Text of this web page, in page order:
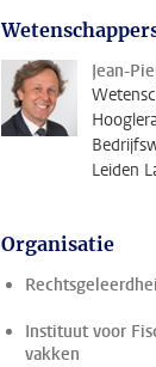
Jean-
Leiden
Organisatie
Instituut voor
vakken